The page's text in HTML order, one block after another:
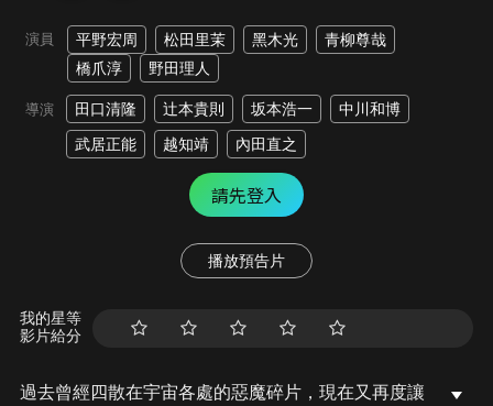
演員 平野宏周 松田里茉 黑木光
青柳尊哉
橋爪淳
野田理人
導演 田口清隆 辻本貴則 坂本浩一
中川和博
武居正能
越知靖 內田直之
請先登入
播放預告片
我的星等
影片給分
過去曾經四散在宇宙各處的惡魔碎片，現在又再度讓